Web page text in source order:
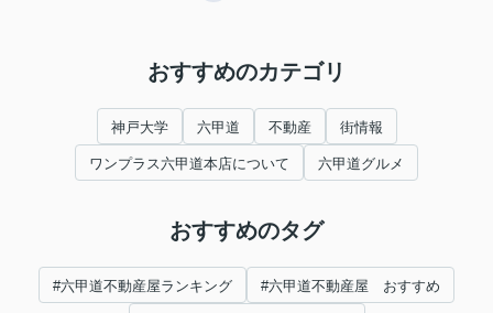
おすすめのカテゴリ
神戸大学 六甲道 不動産 街情報
ワンプラス六甲道本店について 六甲道グルメ
おすすめのタグ
#六甲道不動産屋ランキング #六甲道不動産屋 おすすめ